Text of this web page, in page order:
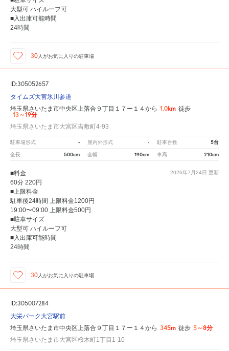
大型可 ハイルーフ可
■入出庫可能時間
24時間
30 人がお気に入りの駐車場
ID:305052657
タイムズ大宮氷川参道
埼玉県さいたま市中央区上落合９丁目１７ー１４から 1.0km 徒歩
13～19分
埼玉県さいたま市大宮区吉敷町4-93
駐車場形式 - 屋内外形式 - 駐車台数 5台
全長 500cm 全幅 190cm 車高 210cm
2026年7月24日 更新
■料金
60分 220円
■上限料金
駐車後24時間 上限料金1200円
19:00〜09:00 上限料金500円
■駐車サイズ
大型可 ハイルーフ可
■入出庫可能時間
24時間
30 人がお気に入りの駐車場
ID:305007284
大栄パーク大宮駅前
埼玉県さいたま市中央区上落合９丁目１７ー１４から 345m 徒歩 5～8分
埼玉県さいたま市大宮区桜木町1丁目1-10